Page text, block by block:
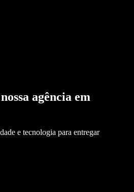
agência em
e tecnologia para entregar